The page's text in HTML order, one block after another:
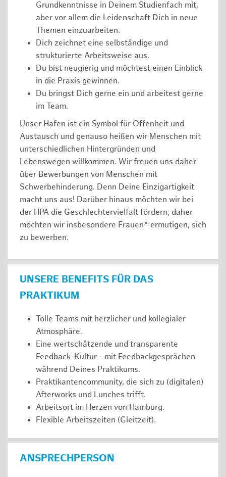
Grundkenntnisse in Deinem Studienfach mit,
aber vor allem die Leidenschaft Dich in neue
Themen einzuarbeiten.
Dich zeichnet eine selbständige und
strukturierte Arbeitsweise aus.
Du bist neugierig und möchtest einen Einblick
in die Praxis gewinnen.
Du bringst Dich gerne ein und arbeitest gerne
im Team.
Unser Hafen ist ein Symbol für Offenheit und
Austausch und genauso heißen wir Menschen mit
unterschiedlichen Hintergründen und
Lebenswegen willkommen. Wir freuen uns daher
über Bewerbungen von Menschen mit
Schwerbehinderung. Denn Deine Einzigartigkeit
macht uns aus! Darüber hinaus möchten wir bei
der HPA die Geschlechtervielfalt fördern, daher
möchten wir insbesondere Frauen* ermutigen, sich
zu bewerben.
UNSERE BENEFITS FÜR DAS
PRAKTIKUM
Tolle Teams mit herzlicher und kollegialer
Atmosphäre.
Eine wertschätzende und transparente
Feedback-Kultur - mit Feedbackgesprächen
während Deines Praktikums.
Praktikantencommunity, die sich zu (digitalen)
Afterworks und Lunches trifft.
Arbeitsort im Herzen von Hamburg.
Flexible Arbeitszeiten (Gleitzeit).
ANSPRECHPERSON